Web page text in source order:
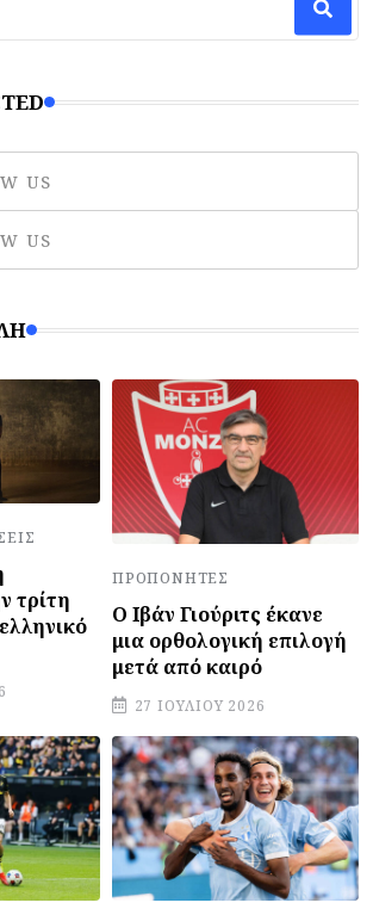
US
US
τρίτη
ΠΡΟΠΟΝΗΤΈΣ
Ο Ιβάν Γιούριτς έκανε
μια ορθολογική επιλογή
μετά από καιρό
27 ΙΟΥΛΊΟΥ 2026